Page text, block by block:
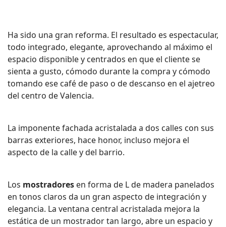
Ha sido una gran reforma. El resultado es espectacular,
todo integrado, elegante, aprovechando al máximo el
espacio disponible y centrados en que el cliente se
sienta a gusto, cómodo durante la compra y cómodo
tomando ese café de paso o de descanso en el ajetreo
del centro de Valencia.
La imponente fachada acristalada a dos calles con sus
barras exteriores, hace honor, incluso mejora el
aspecto de la calle y del barrio.
Los mostradores en forma de L de madera panelados
en tonos claros da un gran aspecto de integración y
elegancia. La ventana central acristalada mejora la
estática de un mostrador tan largo, abre un espacio y